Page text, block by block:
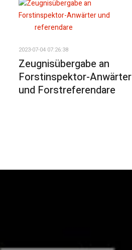
2023-07-04 07:26:38
Zeugnisübergabe an
Forstinspektor-Anwärter
und Forstreferendare